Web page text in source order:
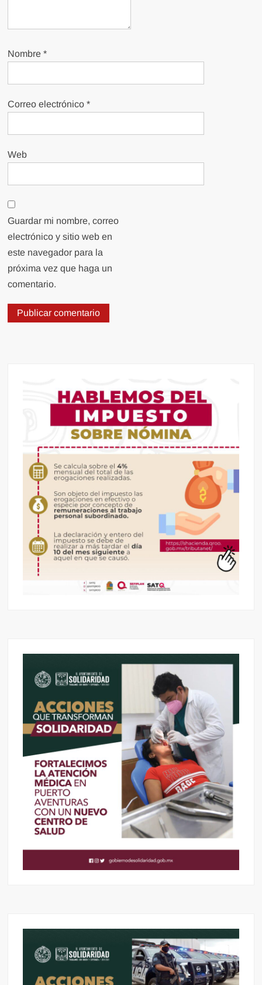
Nombre*
Correo electrónico*
Web
Guardar mi nombre, correo
electrónico y sitio web en
este navegador para la
próxima vez que haga un
comentario.